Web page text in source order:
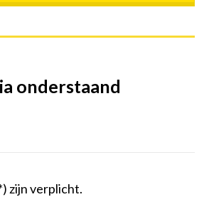
onderstaand
zijn verplicht.